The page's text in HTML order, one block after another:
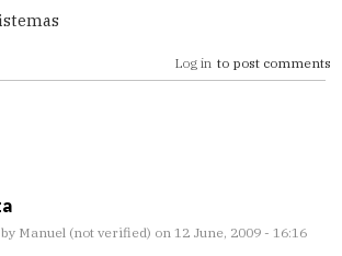
Log in to post comments
Manuel (not verified) on 12 June, 2009 - 16:16